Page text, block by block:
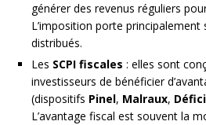
générer des revenus réguliers
L’imposition porte principalement
distribués.
Les SCPI fiscales : elles sont
investisseurs de bénéficier
(dispositifs Pinel, Malraux,
L’avantage fiscal est souvent la